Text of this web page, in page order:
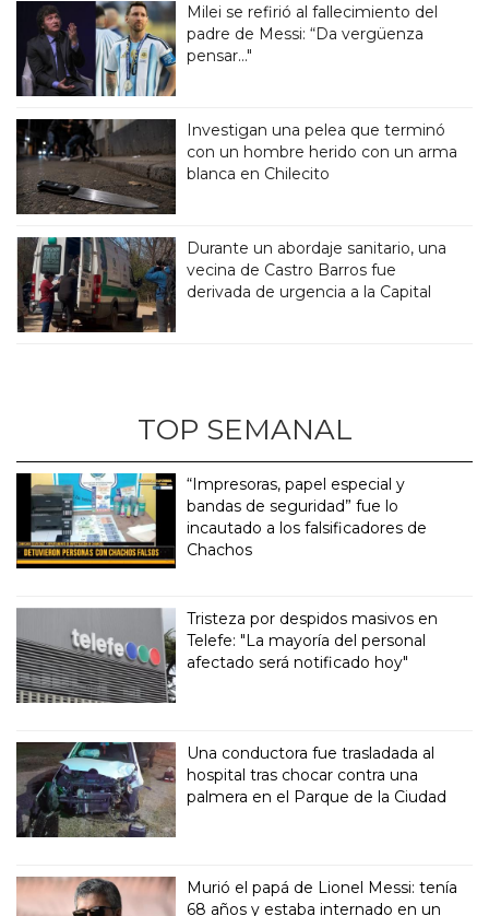
Milei se refirió al fallecimiento del
padre de Messi: “Da vergüenza
pensar..."
Investigan una pelea que terminó
con un hombre herido con un arma
blanca en Chilecito
Durante un abordaje sanitario, una
vecina de Castro Barros fue
derivada de urgencia a la Capital
TOP SEMANAL
“Impresoras, papel especial y
bandas de seguridad” fue lo
incautado a los falsificadores de
Chachos
Tristeza por despidos masivos en
Telefe: "La mayoría del personal
afectado será notificado hoy"
Una conductora fue trasladada al
hospital tras chocar contra una
palmera en el Parque de la Ciudad
Murió el papá de Lionel Messi: tenía
68 años y estaba internado en un